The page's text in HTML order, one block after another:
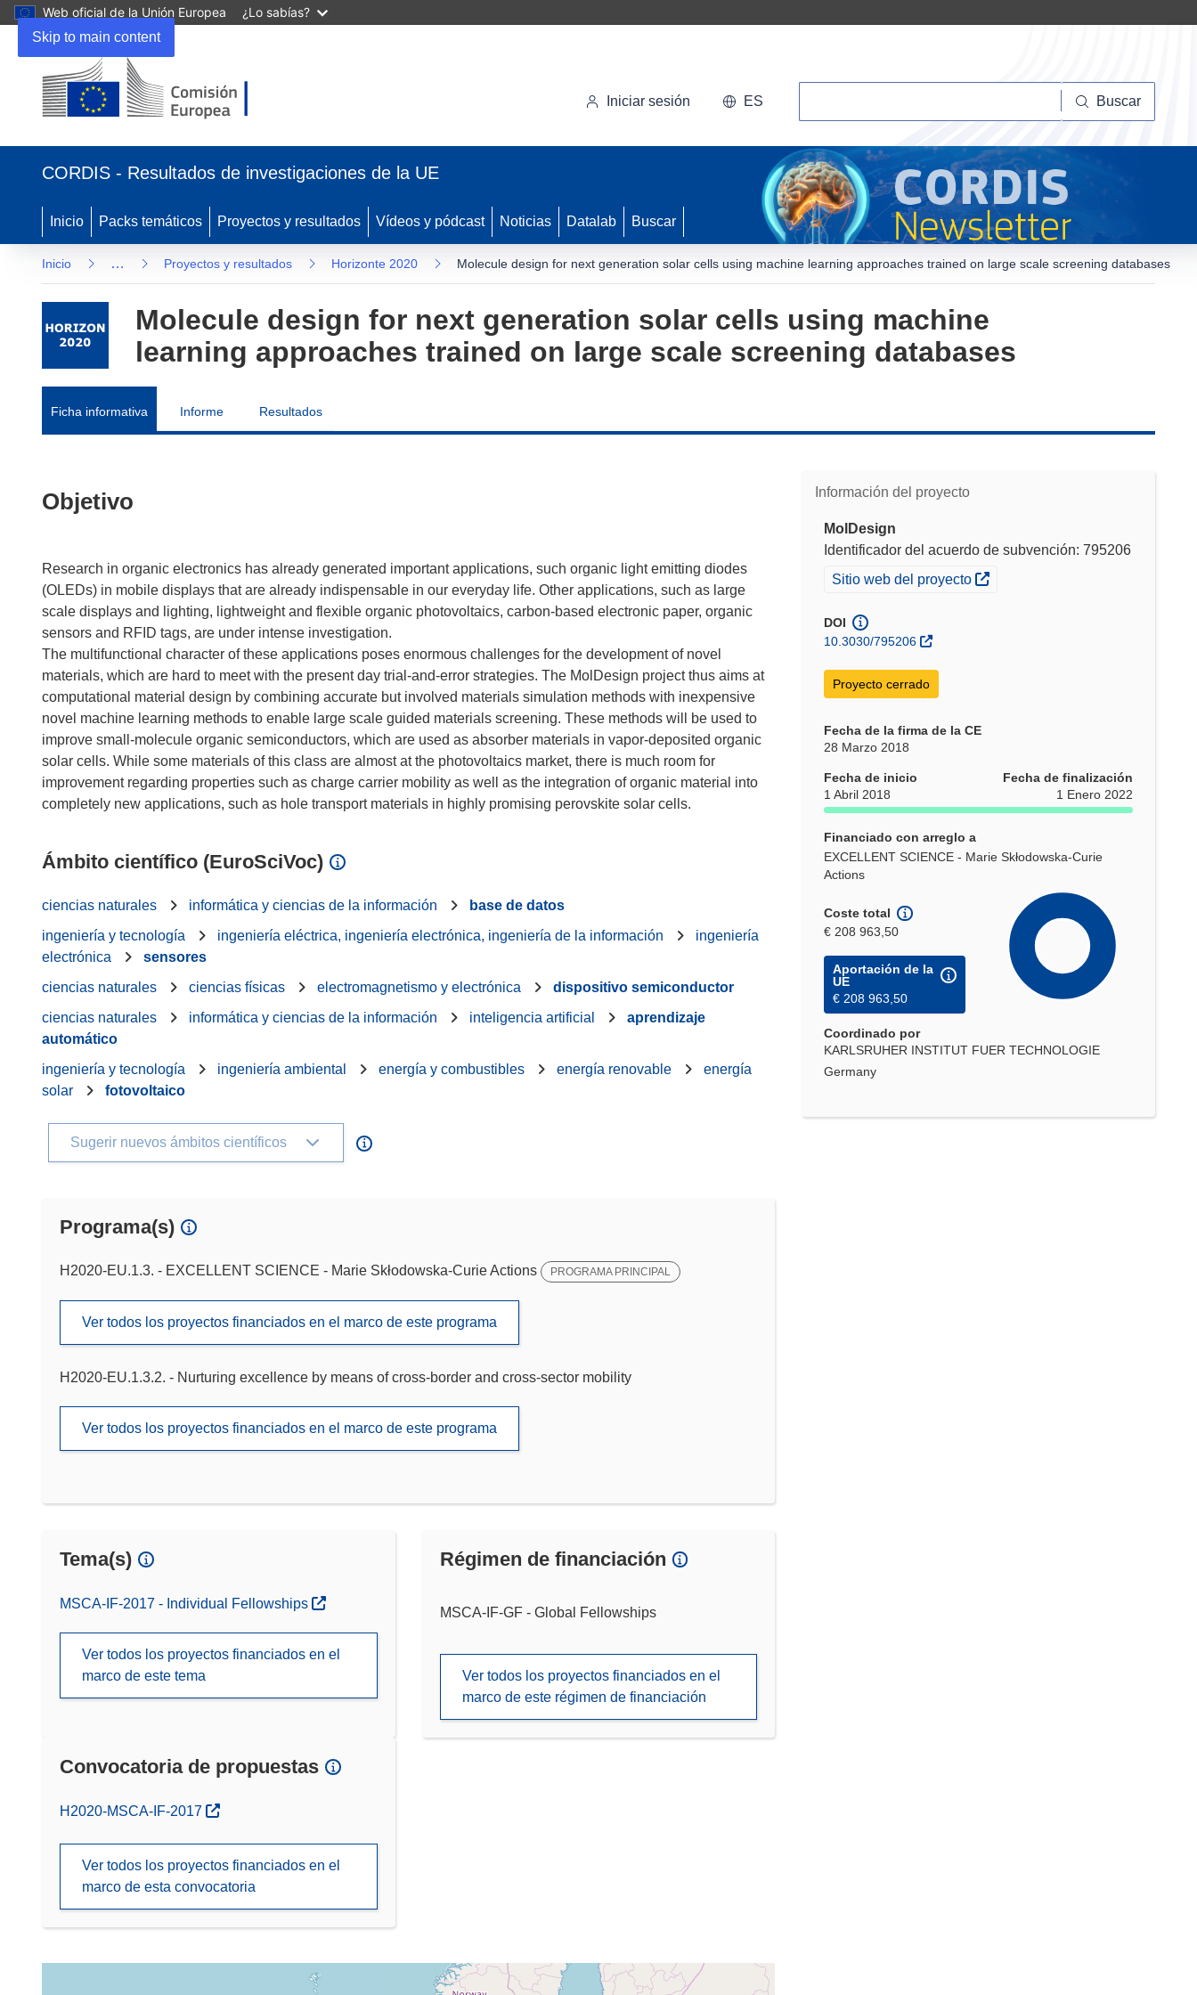
Skip to main content
Web oficial de la Unión Europea ¿Lo sabías?
Iniciar sesión ES Buscar
CORDIS - Resultados de investigaciones de la UE
Inicio Packs temáticos Proyectos y resultados Vídeos y pódcast Noticias Datalab Buscar
Inicio … Proyectos y resultados Horizonte 2020 Molecule design for next generation solar cells using machine learning approaches trained on large scale screening databases
Molecule design for next generation solar cells using machine
learning approaches trained on large scale screening databases
Ficha informativa Informe Resultados
Información del proyecto
MolDesign
Identificador del acuerdo de subvención: 795206
(se abrirá en una nueva ventana)
Sitio web del proyecto
DOI
10.3030/795206
Proyecto cerrado
Fecha de la firma de la CE
28 Marzo 2018
Fecha de inicio
1 Abril 2018
Fecha de finalización
1 Enero 2022
Financiado con arreglo a
EXCELLENT SCIENCE - Marie Skłodowska-Curie
Actions
Coste total
€ 208 963,50
Aportación de la
UE
€ 208 963,50
Coordinado por
KARLSRUHER INSTITUT FUER TECHNOLOGIE
Germany
Objetivo
Research in organic electronics has already generated important applications, such organic light emitting diodes
(OLEDs) in mobile displays that are already indispensable in our everyday life. Other applications, such as large
scale displays and lighting, lightweight and flexible organic photovoltaics, carbon-based electronic paper, organic
sensors and RFID tags, are under intense investigation.
The multifunctional character of these applications poses enormous challenges for the development of novel
materials, which are hard to meet with the present day trial-and-error strategies. The MolDesign project thus aims at
computational material design by combining accurate but involved materials simulation methods with inexpensive
novel machine learning methods to enable large scale guided materials screening. These methods will be used to
improve small-molecule organic semiconductors, which are used as absorber materials in vapor-deposited organic
solar cells. While some materials of this class are almost at the photovoltaics market, there is much room for
improvement regarding properties such as charge carrier mobility as well as the integration of organic material into
Ámbito científico (EuroSciVoc)
ciencias naturales informática y ciencias de la información
base de datos
ingeniería y tecnología
ingeniería eléctrica, ingeniería electrónica, ingeniería de la información
ingeniería
electrónica
sensores
ciencias naturales
ciencias físicas electromagnetismo y electrónica
dispositivo semiconductor
ciencias naturales
informática y ciencias de la información inteligencia artificial
aprendizaje
automático
ingeniería y tecnología
ingeniería ambiental energía y combustibles energía renovable
energía
solar
fotovoltaico
Sugerir nuevos ámbitos científicos
Programa(s)
H2020-EU.1.3. - EXCELLENT SCIENCE - Marie Skłodowska-Curie Actions PROGRAMA PRINCIPAL
Ver todos los proyectos financiados en el marco de este programa
H2020-EU.1.3.2. - Nurturing excellence by means of cross-border and cross-sector mobility
Ver todos los proyectos financiados en el marco de este programa
Tema(s)
MSCA-IF-2017 - Individual Fellowships
Ver todos los proyectos financiados en el
marco de este tema
Régimen de financiación
MSCA-IF-GF - Global Fellowships
Ver todos los proyectos financiados en el
marco de este régimen de financiación
Convocatoria de propuestas
(se abrirá en una nueva ventana)
H2020-MSCA-IF-2017
Ver todos los proyectos financiados en el
marco de esta convocatoria